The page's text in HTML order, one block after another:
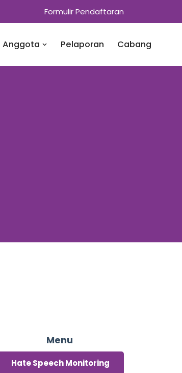
Formulir Pendaftaran
Anggota Pelaporan Cabang
Menu
Hate Speech Monitoring